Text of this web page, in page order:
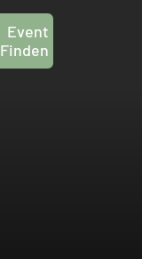
Event
Finden